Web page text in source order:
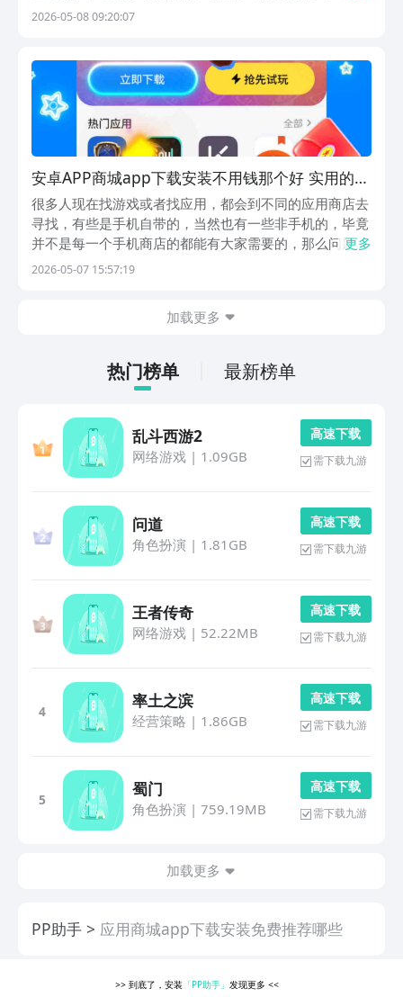
并未上架所有渠道。因此，如何选择一款资源丰富、安全
2026-05-08 09:20:07
安卓APP商城app下载安装不用钱那个好 实用的应
用商城软件分享推荐
很多人现在找游戏或者找应用，都会到不同的应用商店去
寻找，有些是手机自带的，当然也有一些非手机的，毕竟
并不是每一个手机商店的都能有大家需要的，那么问题来
了，应用商城app下载安装免费哪个好？大家平时都会用
更多
2026-05-07 15:57:19
加载更多
热门榜单 最新榜单
乱斗西游2
网络游戏| 1.09GB
高 速 下 载
需下载九游
问道
角色扮演 | 1.81GB
高 速 下 载
需下载九游
王者传奇
网络游戏| 52.22MB
高 速 下 载
需下载九游
4
率土之滨
经营策略 | 1.86GB
高 速 下 载
需下载九游
5
蜀门
角色扮演 | 759.19MB
高 速 下 载
需下载九游
加载更多
PP助手 应用商城app下载安装免费推荐哪些
>> 到底了，安装 「PP助手」 发现更多<<